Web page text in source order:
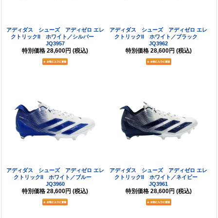
アディダス シューズ アディゼロ エレ
クトリックII ホワイト／シルバー
JQ3957
特別価格 28,600円 (税込)
アディダス シューズ アディゼロ エレ
クトリックII ホワイト／ブラック
JQ3962
特別価格 28,600円 (税込)
アディダス シューズ アディゼロ エレ
クトリックII ホワイト／ブルー
JQ3960
特別価格 28,600円 (税込)
アディダス シューズ アディゼロ エレ
クトリックII ホワイト／ネイビー
JQ3961
特別価格 28,600円 (税込)